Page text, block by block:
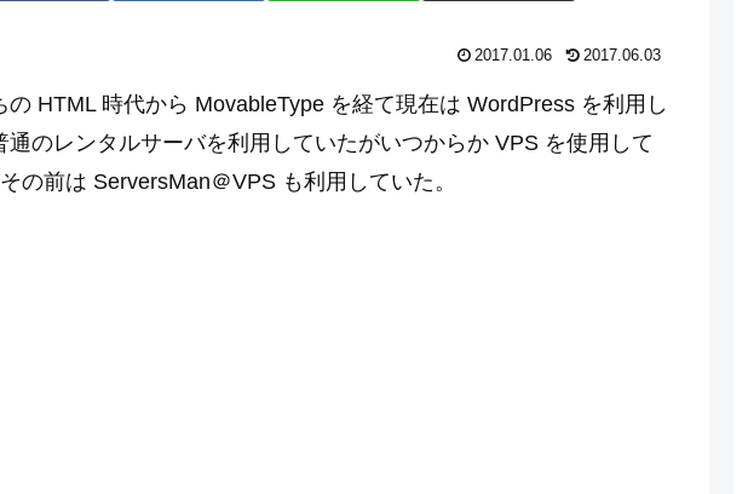
2017.01.06 2017.06.03
HTML 時代から MovableType を経て現在は WordPress を利用し
のレンタルサーバを利用していたがいつからか VPS を使用して
の前は ServersMan＠VPS も利用していた。